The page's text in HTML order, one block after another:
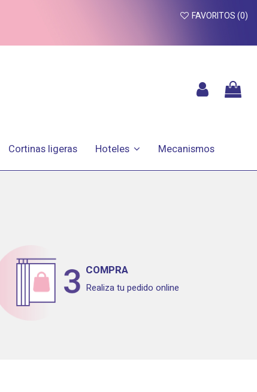
FAVORITOS (0)
Cortinas ligeras Hoteles Mecanismos
COMPRA
Realiza tu pedido online